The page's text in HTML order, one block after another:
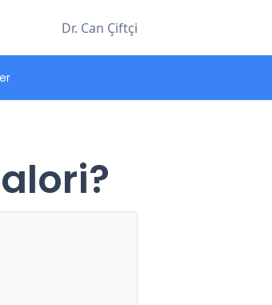
Dr. Can Çiftçi